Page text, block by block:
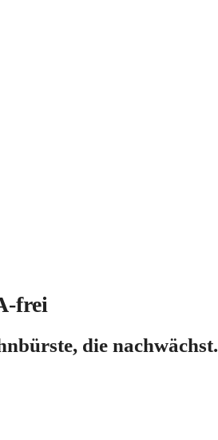
frei
die nachwächst.